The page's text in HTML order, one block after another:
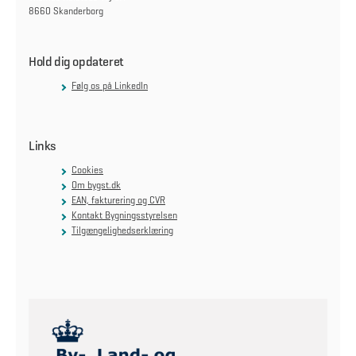
8660 Skanderborg
Hold dig opdateret
Følg os på LinkedIn
Links
Cookies
Om bygst.dk
EAN, fakturering og CVR
Kontakt Bygningsstyrelsen
Tilgængelighedserklæring